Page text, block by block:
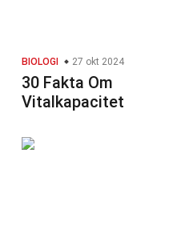
BIOLOGI 27 okt 2024
30 Fakta Om
Vitalkapacitet